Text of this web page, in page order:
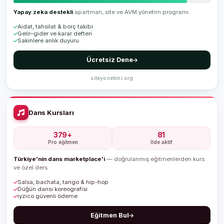
Yapay zeka destekli apartman, site ve AVM yönetim programı.
Aidat, tahsilat & borç takibi
Gelir–gider ve karar defteri
Sakinlere anlık duyuru
Ücretsiz Dene
siteyonetimi.org
Dans Kursları
379+
Pro eğitmen
81
İlde aktif
Türkiye'nin dans marketplace'i — doğrulanmış eğitmenlerden kurs
ve özel ders.
Salsa, bachata, tango & hip-hop
Düğün dansı koreografisi
iyzico güvenli ödeme
Eğitmen Bul